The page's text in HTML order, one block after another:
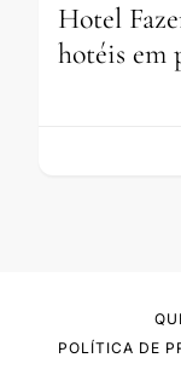
Hotel
hotéis em
POLÍTICA DE